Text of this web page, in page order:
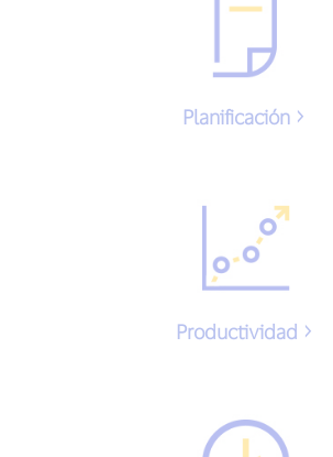
Planificación
Productividad